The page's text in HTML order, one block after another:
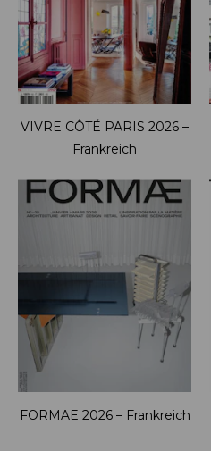
VIVRE CÔTÉ PARIS 2026 –
Frankreich
FORMAE 2026 – Frankreich